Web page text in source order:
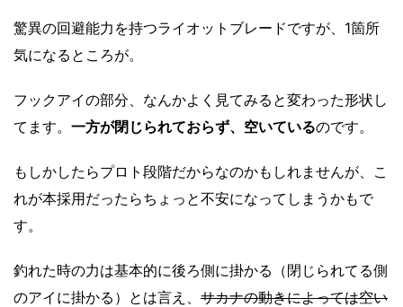
驚異の回避能力を持つライオットブレードですが、1箇所
気になるところが。
フックアイの部分、なんかよく見てみると変わった形状し
てます。 一方が閉じられておらず、空いているのです。
もしかしたらプロト段階だからなのかもしれませんが、こ
れが本採用だったらちょっと不安になってしまうかもで
す。
釣れた時の力は基本的に後ろ側に掛かる（閉じられてる側
のアイに掛かる）とは言え、 サカナの動きによっては空い